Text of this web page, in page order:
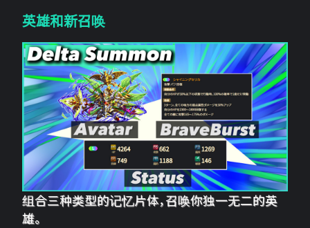
英雄和新召唤
组合三种类型的记忆片体，召唤你独一无二的英
雄。